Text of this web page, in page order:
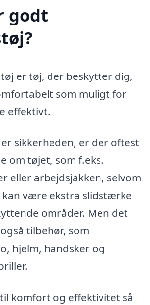
godt
er tøj, der beskytter dig,
som muligt for
effektivt.
sikkerheden, er der oftest
om tøjet, som f.eks.
eller arbejdsjakken, selvom
kan være ekstra slidstærke
områder. Men det
tilbehør, som
hjelm, handsker og
komfort og effektivitet så